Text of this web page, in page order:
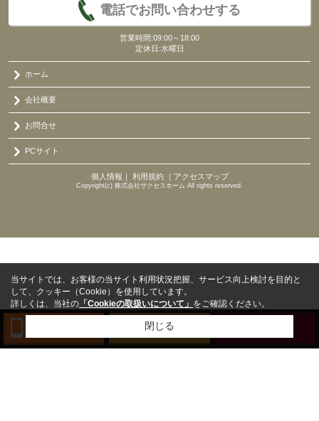
電話でお問い合わせする
営業時間:09:00～18:00
定休日:水曜日
ホーム
会社概要
お問合せ
PCサイト
個人情報 利用規約｜ アクセスマップ
Copyright(c) 株式会社サクセスホーム All rights reserved.
来店予約
当サイトでは、お客様の当サイト利用状況把握、サービス向上検討を目的と
して、クッキー（Cookie）を使用しています。
詳しくは、当社の 「Cookieの取扱いについて」 をご確認ください。
閉じる